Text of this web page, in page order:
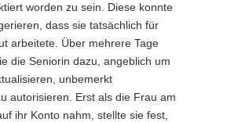
worden zu sein. Diese konnte
dass sie tatsächlich für
arbeitete. Über mehrere Tage
die Seniorin dazu, angeblich um
unbemerkt
autorisieren. Erst als die Frau am
ihr Konto nahm, stellte sie fest,